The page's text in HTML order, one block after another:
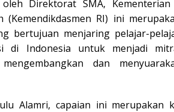
Direktorat SMA, Kementerian
(Kemendikdasmen RI) ini
bertujuan menjaring pelajar-
di Indonesia untuk menjadi
dan
Alamri, capaian ini merupakan